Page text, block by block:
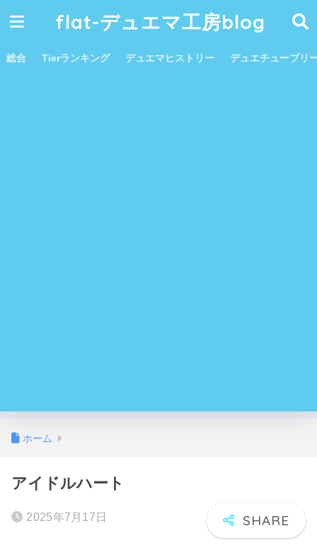
flat-デュエマ工房blog
総合 Tierランキング デュエマヒストリー デュエチューブリ
ホーム
アイドルハート
2025年7月17日